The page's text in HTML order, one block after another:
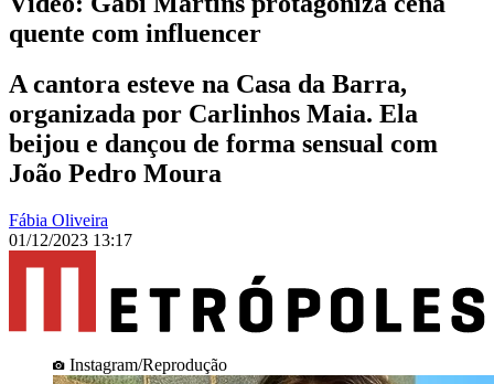
quente com influencer
A cantora esteve na Casa da Barra,
organizada por Carlinhos Maia. Ela
beijou e dançou de forma sensual com
João Pedro Moura
Fábia Oliveira
01/12/2023 13:17
Instagram/Reprodução